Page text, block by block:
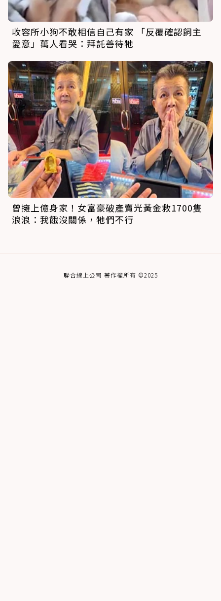
收容所小狗不敢相信自己有家 「反覆確認飼主
愛意」萬人看哭：拜託善待牠
曾擁上億身家！女富豪破產賣光黃金救1700隻
浪浪：我餓沒關係，牠們不行
聯合線上公司 著作權所有 ©2025